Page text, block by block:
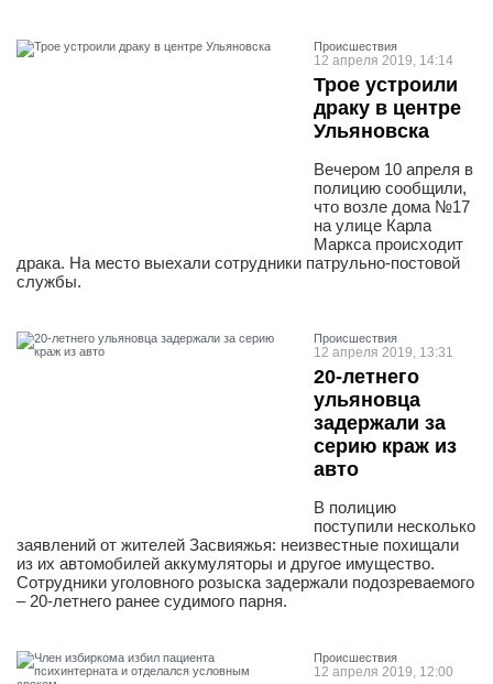
Проиcшествия
12 апреля 2019, 14:14
Трое устроили
драку в центре
Ульяновска
Вечером 10 апреля в
полицию сообщили,
что возле дома №17
на улице Карла
Маркса происходит
драка. На место выехали сотрудники патрульно-постовой
службы.
Проиcшествия
12 апреля 2019, 13:31
20-летнего
ульяновца
задержали за
серию краж из
авто
В полицию
поступили несколько
заявлений от жителей Засвияжья: неизвестные похищали
из их автомобилей аккумуляторы и другое имущество.
Сотрудники уголовного розыска задержали подозреваемого
– 20-летнего ранее судимого парня.
Проиcшествия
12 апреля 2019, 12:00